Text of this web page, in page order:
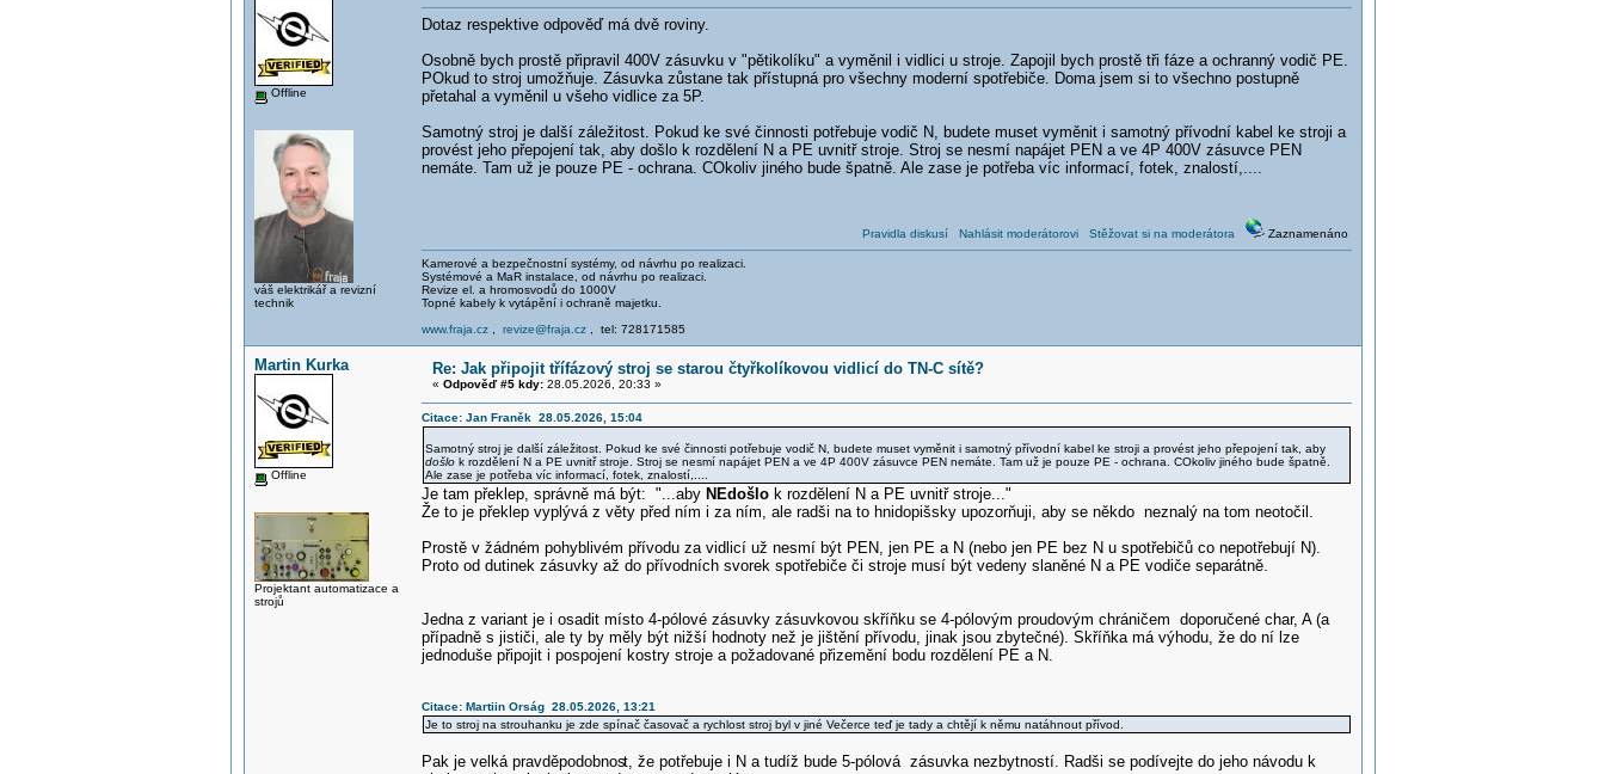
Offline
váš elektrikář a revizní
technik
Dotaz respektive odpověď má dvě roviny.
Osobně bych prostě připravil 400V zásuvku v "pětikolíku" a vyměnil i vidlici u stroje. Zapojil bych prostě tři fáze a ochranný vodič PE.
POkud to stroj umožňuje. Zásuvka zůstane tak přístupná pro všechny moderní spotřebiče. Doma jsem si to všechno postupně
přetahal a vyměnil u všeho vidlice za 5P.
Samotný stroj je další záležitost. Pokud ke své činnosti potřebuje vodič N, budete muset vyměnit i samotný přívodní kabel ke stroji a
provést jeho přepojení tak, aby došlo k rozdělení N a PE uvnitř stroje. Stroj se nesmí napájet PEN a ve 4P 400V zásuvce PEN
nemáte. Tam už je pouze PE - ochrana. COkoliv jiného bude špatně. Ale zase je potřeba víc informací, fotek, znalostí,....
Pravidla diskusí Nahlásit moderátorovi Stěžovat si na moderátora Zaznamenáno
Kamerové a bezpečnostní systémy, od návrhu po realizaci.
Systémové a MaR instalace, od návrhu po realizaci.
Revize el. a hromosvodů do 1000V
Topné kabely k vytápění i ochraně majetku.
www.fraja.cz, revize@fraja.cz, tel: 728171585
Martin Kurka
Offline
Projektant automatizace a
strojů
Re: Jak připojit třífázový stroj se starou čtyřkolíkovou vidlicí do TN-C sítě?
« Odpověď #5 kdy:28.05.2026, 20:33 »
Citace: Jan Franěk 28.05.2026, 15:04
Samotný stroj je další záležitost. Pokud ke své činnosti potřebuje vodič N, budete muset vyměnit i samotný přívodní kabel ke stroji a provést jeho přepojení tak, aby
došlok rozdělení N a PE uvnitř stroje. Stroj se nesmí napájet PEN a ve 4P 400V zásuvce PEN nemáte. Tam už je pouze PE - ochrana. COkoliv jiného bude špatně.
Ale zase je potřeba víc informací, fotek, znalostí,....
Je tam překlep, správně má být: "...aby NEdošlok rozdělení N a PE uvnitř stroje..."
Že to je překlep vyplývá z věty před ním i za ním, ale radši na to hnidopišsky upozorňuji, aby se někdo neznalý na tom neotočil.
Prostě v žádném pohyblivém přívodu za vidlicí už nesmí být PEN, jen PE a N (nebo jen PE bez N u spotřebičů co nepotřebují N).
Proto od dutinek zásuvky až do přívodních svorek spotřebiče či stroje musí být vedeny slaněné N a PE vodiče separátně.
Jedna z variant je i osadit místo 4-pólové zásuvky zásuvkovou skříňku se 4-pólovým proudovým chráničem doporučené char, A (a
případně s jističi, ale ty by měly být nižší hodnoty než je jištění přívodu, jinak jsou zbytečné). Skříňka má výhodu, že do ní lze
jednoduše připojit i pospojení kostry stroje a požadované přizemění bodu rozdělení PE a N.
Citace: Martiin Orság 28.05.2026, 13:21
Je to stroj na strouhanku je zde spínač časovač a rychlost stroj byl v jiné Večerce teď je tady a chtějí k němu natáhnout přívod.
Pak je velká pravděpodobnost, že potřebuje i N a tudíž bude 5-pólová zásuvka nezbytností. Radši se podívejte do jeho návodu k